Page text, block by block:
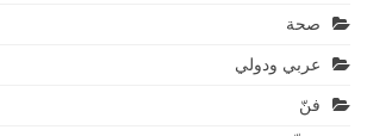
صحة
عربي ودولي
فنّ